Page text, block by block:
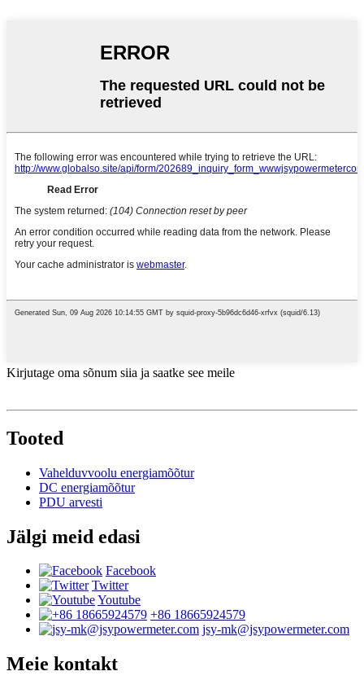
Kirjutage oma sõnum siia ja saatke see meile
Tooted
Vahelduvvoolu energiamõõtur
DC energiamõõtur
PDU arvesti
Jälgi meid edasi
Facebook
Twitter
Youtube
+86 18665924579
jsy-mk@jsypowermeter.com
Meie kontakt